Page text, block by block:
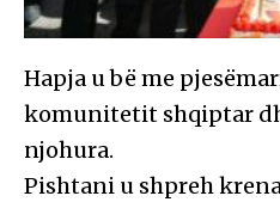
Hapja u bë me
komunitetit shqiptar
njohura.
Pishtani u shpreh